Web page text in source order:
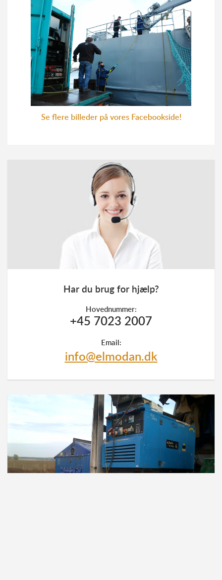
Se flere billeder på vores Facebookside!
Har du brug for hjælp?
Hovednummer:
+45 7023 2007
Email:
info@elmodan.dk